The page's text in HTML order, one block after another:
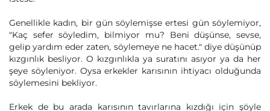
Genellikle kadın, bir gün söylemişse ertesi gün söylemiyor,
"Kaç sefer söyledim, bilmiyor mu? Beni düşünse, sevse,
gelip yardım eder zaten, söylemeye ne hacet." diye düşünüp
kızgınlık besliyor. O kızgınlıkla ya suratını asıyor ya da her
şeye söyleniyor. Oysa erkekler karısının ihtiyacı olduğunda
söylemesini bekliyor.
Erkek de bu arada karısının tavırlarına kızdığı için şöyle